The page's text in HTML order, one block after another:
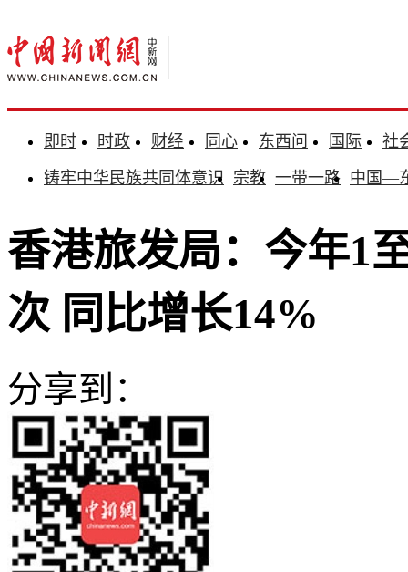
即时 时政 财经 同心 东西问 国际
社
铸牢中华民族共同体意识 宗教 一带一路 中国—
香港旅发局：今年1
次 同比增长14%
分享到：